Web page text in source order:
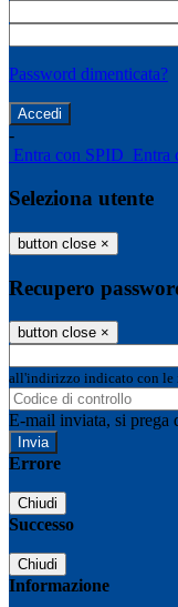
Password dimenticata?
-
Entra con SPID Entra
Seleziona utente
button close ×
Recupero
button close ×
all'indirizzo indicato con le
E-mail inviata, si prega
Errore
Chiudi
Successo
Chiudi
Informazione